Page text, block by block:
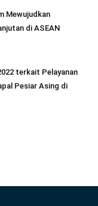
Mewujudkan
di ASEAN
terkait Pelayanan
Pesiar Asing di